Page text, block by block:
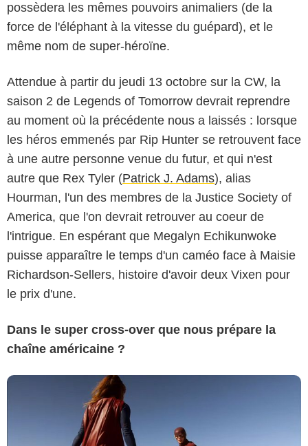
possèdera les mêmes pouvoirs animaliers (de la
force de l'éléphant à la vitesse du guépard), et le
même nom de super-héroïne.
Attendue à partir du jeudi 13 octobre sur la CW, la
saison 2 de Legends of Tomorrow devrait reprendre
au moment où la précédente nous a laissés : lorsque
les héros emmenés par Rip Hunter se retrouvent face
à une autre personne venue du futur, et qui n'est
autre que Rex Tyler (Patrick J. Adams), alias
Hourman, l'un des membres de la Justice Society of
America, que l'on devrait retrouver au coeur de
l'intrigue. En espérant que Megalyn Echikunwoke
puisse apparaître le temps d'un caméo face à Maisie
Richardson-Sellers, histoire d'avoir deux Vixen pour
le prix d'une.
Dans le super cross-over que nous prépare la
chaîne américaine ?